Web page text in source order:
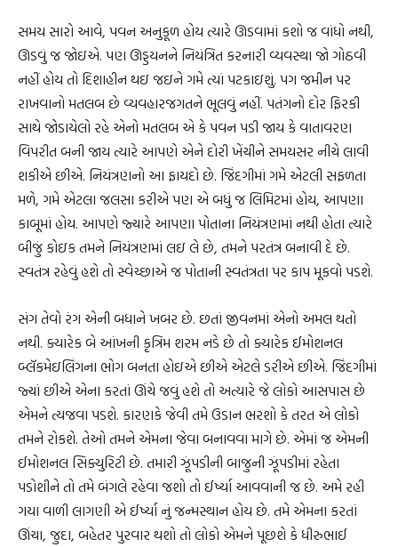
સમય સારો આવે, પવન અનુકૂળ હોય ત્યારે ઊડવામાં કશો જ વાંધો નથી,
ઊડવું જ જોઇએ. પણ ઊડ્ડયનને નિયંત્રિત કરનારી વ્યવસ્થા જો ગોઠવી
નહીં હોય તો દિશાહીન થઇ જઇને ગમે ત્યાં પટકાઇશું. પગ જમીન પર
રાખવાનો મતલબ છે વ્યવહારજગતને ભૂલવું નહીં. પતંગનો દોર ફિરકી
સાથે જોડાયેલો રહે એનો મતલબ એ કે પવન પડી જાય કે વાતાવરણ
વિપરીત બની જાય ત્યારે આપણે એને દોરી ખેંચીને સમયસર નીચે લાવી
શકીએ છીએ. નિયંત્રણનો આ ફાયદો છે. જિંદગીમાં ગમે એટલી સફળતા
મળે, ગમે એટલા જલસા કરીએ પણ એ બધું જ લિમિટમાં હોય, આપણા
કાબૂમાં હોય. આપણે જ્યારે આપણા પોતાના નિયંત્રણમાં નથી હોતા ત્યારે
બીજું કોઇક તમને નિયંત્રણમાં લઇ લે છે, તમને પરતંત્ર બનાવી દે છે.
સ્વતંત્ર રહેવું હશે તો સ્વેચ્છાએ જ પોતાની સ્વતંત્રતા પર કાપ મૂકવો પડશે.
સંગ તેવો રંગ એની બધાને ખબર છે. છતાં જીવનમાં એનો અમલ થતો
નથી. ક્યારેક બે આંખની કૃત્રિમ શરમ નડે છે તો ક્યારેક ઈમોશનલ
બ્લૅકમેઇલિંગના ભોગ બનતા હોઇએ છીએ એટલે ડરીએ છીએ. જિંદગીમાં
જ્યાં છીએ એના કરતાં ઊંચે જવું હશે તો અત્યારે જે લોકો આસપાસ છે
એમને ત્યજવા પડશે. કારણકે જેવી તમે ઉડાન ભરશો કે તરત એ લોકો
તમને રોકશે. તેઓ તમને એમના જેવા બનાવવા માગે છે. એમાં જ એમની
ઈમોશનલ સિક્યુરિટી છે. તમારી ઝૂંપડીની બાજુની ઝૂંપડીમાં રહેતા
પડોશીને તો તમે બંગલે રહેવા જશો તો ઈર્ષ્યા આવવાની જ છે. અમે રહી
ગયા વાળી લાગણી એ ઈર્ષ્યા નું જન્મસ્થાન હોય છે. તમે એમના કરતાં
ઊંચા, જુદા, બહેતર પુરવાર થશો તો લોકો એમને પૂછશે કે ધીરુભાઈ